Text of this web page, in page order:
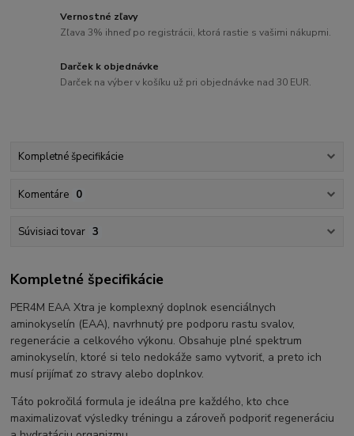
Vernostné zľavy
Zľava 3% ihneď po registrácii, ktorá rastie s vašimi nákupmi.
Darček k objednávke
Darček na výber v košíku už pri objednávke nad 30 EUR.
Kompletné špecifikácie
Komentáre 0
Súvisiaci tovar 3
Kompletné špecifikácie
PER4M EAA Xtra je komplexný doplnok esenciálnych
aminokyselín (EAA), navrhnutý pre podporu rastu svalov,
regenerácie a celkového výkonu. Obsahuje plné spektrum
aminokyselín, ktoré si telo nedokáže samo vytvoriť, a preto ich
musí prijímať zo stravy alebo doplnkov.
Táto pokročilá formula je ideálna pre každého, kto chce
maximalizovať výsledky tréningu a zároveň podporiť regeneráciu